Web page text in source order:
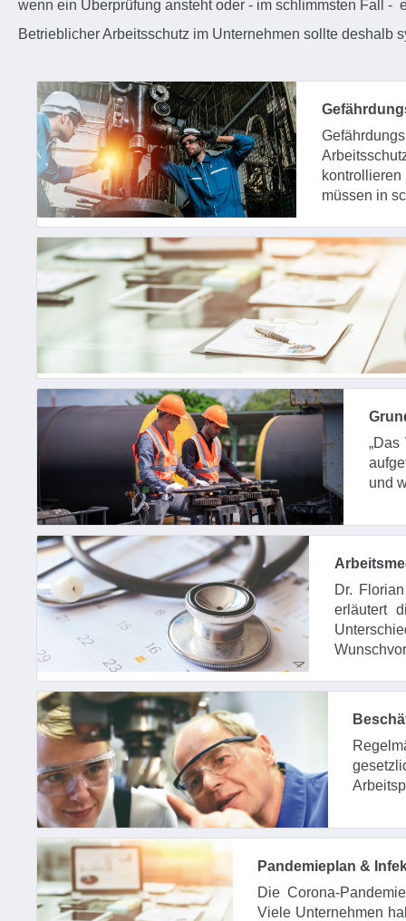
wenn ein Überprüfung ansteht oder - im schlimmsten Fall -
Betrieblicher Arbeitsschutz im Unternehmen sollte deshalb
müssen in
und
Dr.
erläutert
Pandemieplan &
Die Corona-
Viele Unternehmen